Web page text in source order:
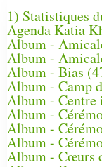
1) Statistiques
Agenda Katia
Album -
Album -
Album - Bias
Album - Camp
Album -
Album -
Album -
Album -
Album - Cœurs